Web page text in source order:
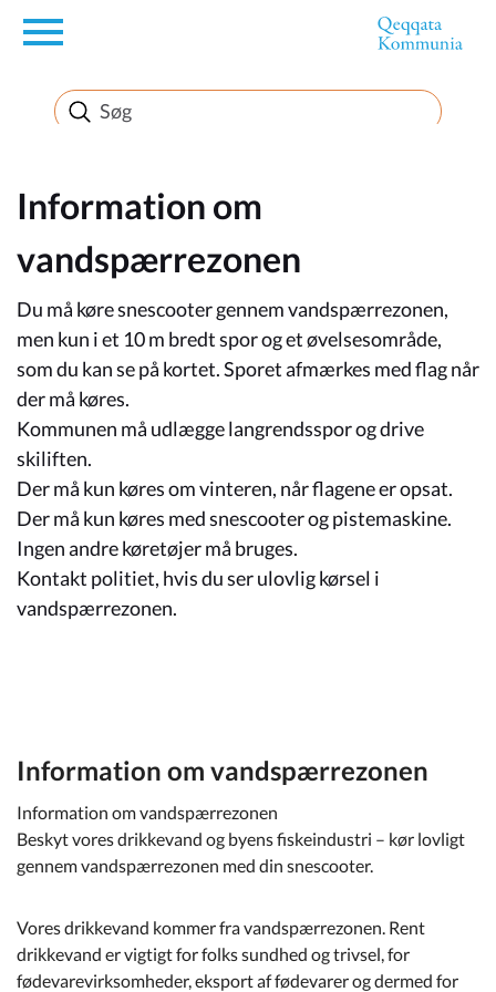
en
Borger
Erhverv
Politik
Turisme
Selvbetjening
Kommuneplan
Om Kommunen
Information om
vandspærrezonen
Du må køre snescooter gennem vandspærrezonen,
men kun i et 10 m bredt spor og et øvelsesområde,
som du kan se på kortet. Sporet afmærkes med flag når
der må køres.
Kommunen må udlægge langrendsspor og drive
skiliften.
Der må kun køres om vinteren, når flagene er opsat.
Der må kun køres med snescooter og pistemaskine.
Ingen andre køretøjer må bruges.
Kontakt politiet, hvis du ser ulovlig kørsel i
vandspærrezonen.
Information om vandspærrezonen
Information om vandspærrezonen
Beskyt vores drikkevand og byens fiskeindustri – kør lovligt
gennem vandspærrezonen med din snescooter.
Vores drikkevand kommer fra vandspærrezonen. Rent
drikkevand er vigtigt for folks sundhed og trivsel, for
fødevarevirksomheder, eksport af fødevarer og dermed for